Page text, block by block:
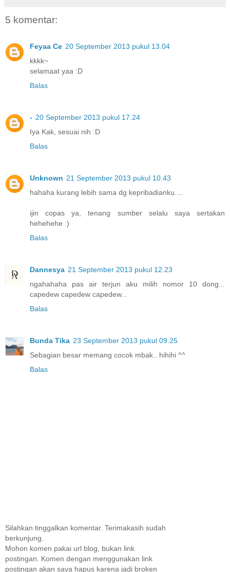
5 komentar:
Feyaa Ce 20 September 2013 pukul 13.04
kkkk~
selamaat yaa :D
Balas
- 20 September 2013 pukul 17.24
Iya Kak, sesuai nih :D
Balas
Unknown 21 September 2013 pukul 10.43
hahaha kurang lebih sama dg kepribadianku....
ijin copas ya, tenang sumber selalu saya sertakan
hehehehe :)
Balas
Dannesya 21 September 2013 pukul 12.23
ngahahaha pas air terjun aku milih nomor 10 dong...
capedew capedew capedew...
Balas
Bunda Tika 23 September 2013 pukul 09.25
Sebagian besar memang cocok mbak.. hihihi ^^
Balas
Silahkan tinggalkan komentar. Terimakasih sudah
berkunjung.
Mohon komen pakai url blog, bukan link
postingan. Komen dengan menggunakan link
postingan akan saya hapus karena jadi broken